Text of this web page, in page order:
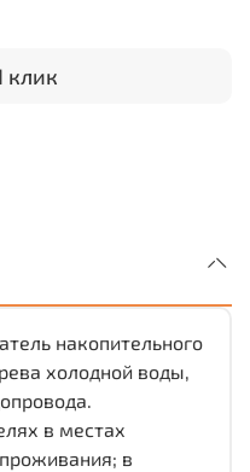
клик
накопительного
холодной воды,
в местах
в